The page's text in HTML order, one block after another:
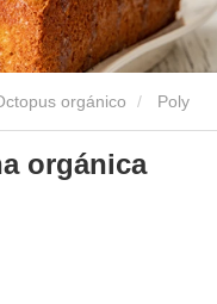
orgánico
orgánica